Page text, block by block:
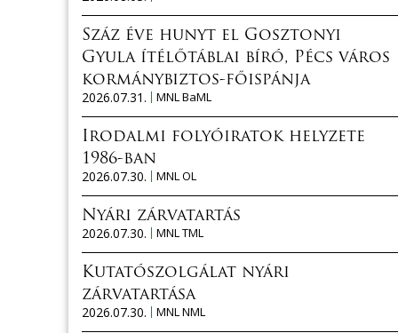
Száz éve hunyt el Gosztonyi
Gyula ítélőtáblai bíró, Pécs város
kormánybiztos-főispánja
2026.07.31.
MNL BaML
Irodalmi folyóiratok helyzete
1986-ban
2026.07.30.
MNL OL
Nyári zárvatartás
2026.07.30.
MNL TML
Kutatószolgálat nyári
zárvatartása
2026.07.30.
MNL NML